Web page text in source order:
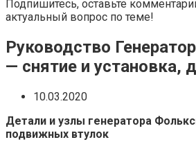
Подпишитесь, оставьте
актуальный вопрос по теме!
Руководство
— снятие и установка,
10.03.2020
Детали и узлы генератора
подвижных втулок